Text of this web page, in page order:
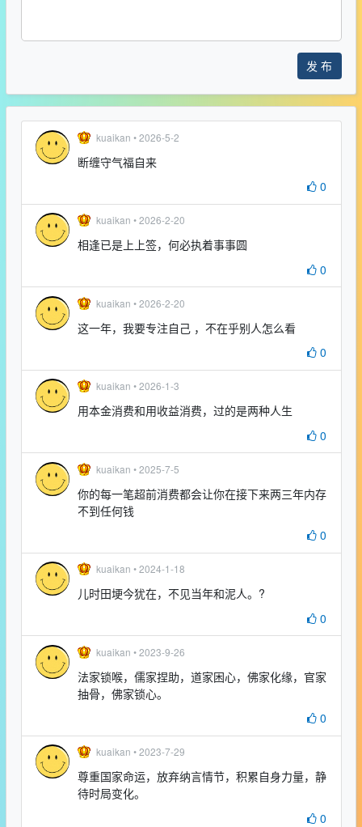
发 布
kuaikan •2026-5-2
断缠守气福自来
0
kuaikan •2026-2-20
相逢已是上上签，何必执着事事圆
0
kuaikan •2026-2-20
这一年，我要专注自己 ，不在乎别人怎么看
0
kuaikan •2026-1-3
用本金消费和用收益消费，过的是两种人生
0
kuaikan •2025-7-5
你的每一笔超前消费都会让你在接下来两三年内存
不到任何钱
0
kuaikan •2024-1-18
儿时田埂今犹在，不见当年和泥人。?
0
kuaikan •2023-9-26
法家锁喉，儒家捏助，道家困心，佛家化缘，官家
抽骨，佛家锁心。
0
kuaikan •2023-7-29
尊重国家命运，放弃纳言情节，积累自身力量，静
待时局变化。
0